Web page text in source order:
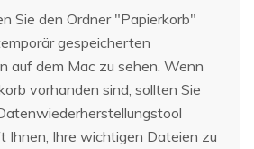
Sie den Ordner "Papierkorb"
gespeicherten
auf dem Mac zu sehen. Wenn
vorhanden sind, sollten Sie
Ihnen, Ihre wichtigen Dateien zu